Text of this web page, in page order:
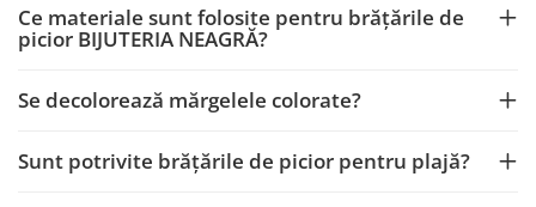
Ce materiale sunt folosite pentru brățările de
picior BIJUTERIA NEAGRĂ?
Se decolorează mărgelele colorate?
Sunt potrivite brățările de picior pentru plajă?